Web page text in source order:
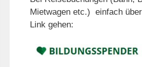
Mietwagen etc.) einfach
Link gehen: